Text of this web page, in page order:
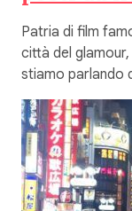
Patria di film
città del
stiamo parlando